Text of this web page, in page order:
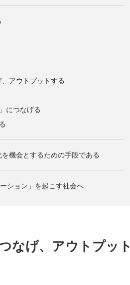
アウトプットする
につなげる
機会とするための手段である
ション」を起こす社会へ
なげ、アウトプット